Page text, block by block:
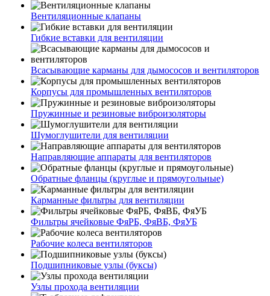
Вентиляционные клапаны
Гибкие вставки для вентиляции
Всасывающие карманы для дымососов и вентиляторов
Корпусы для промышленных вентиляторов
Пружинные и резиновые виброизоляторы
Шумоглушители для вентиляции
Направляющие аппараты для вентиляторов
Обратные фланцы (круглые и прямоугольные)
Карманные фильтры для вентиляции
Фильтры ячейковые ФяРБ, ФяВБ, ФяУБ
Рабочие колеса вентиляторов
Подшипниковые узлы (буксы)
Узлы прохода вентиляции